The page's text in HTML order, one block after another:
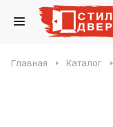
Главная Каталог